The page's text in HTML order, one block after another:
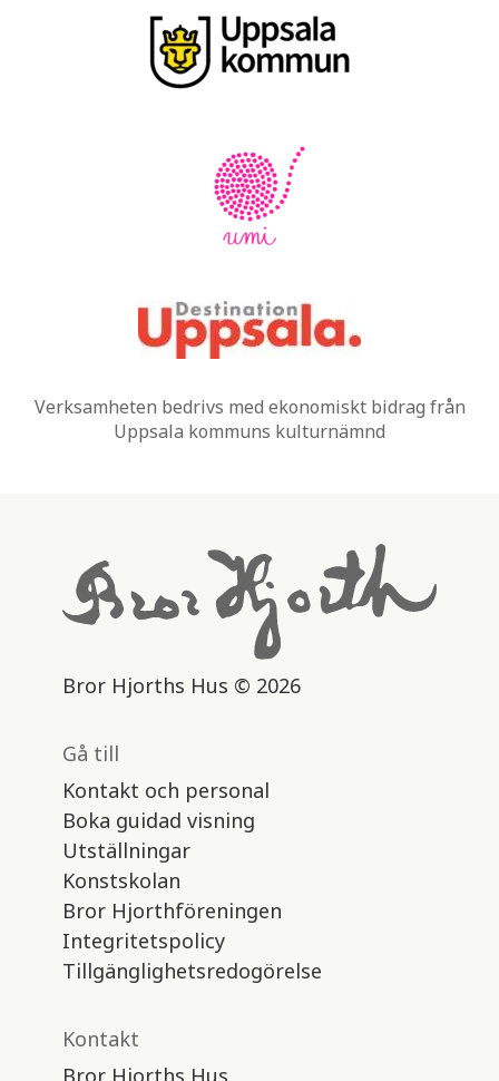
Verksamheten bedrivs med ekonomiskt bidrag från
Uppsala kommuns kulturnämnd
Bror Hjorths Hus © 2026
Gå till
Kontakt och personal
Boka guidad visning
Utställningar
Konstskolan
Bror Hjorthföreningen
Integritetspolicy
Tillgänglighetsredogörelse
Kontakt